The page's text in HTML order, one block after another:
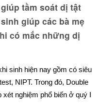
tầm soát dị tật
giúp các bà mẹ
có mắc những dị
sinh hiện nay gồm có siêu
NIPT. Trong đó, Double
nghiệm phổ biến ở quý I